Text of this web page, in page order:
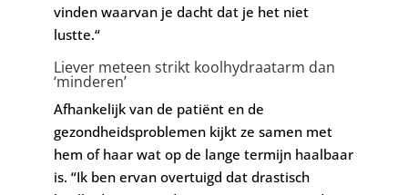
vinden waarvan je dacht dat je het niet
lustte.“
Liever meteen strikt koolhydraatarm dan
‘minderen’
Afhankelijk van de patiënt en de
gezondheidsproblemen kijkt ze samen met
hem of haar wat op de lange termijn haalbaar
is. “Ik ben ervan overtuigd dat drastisch